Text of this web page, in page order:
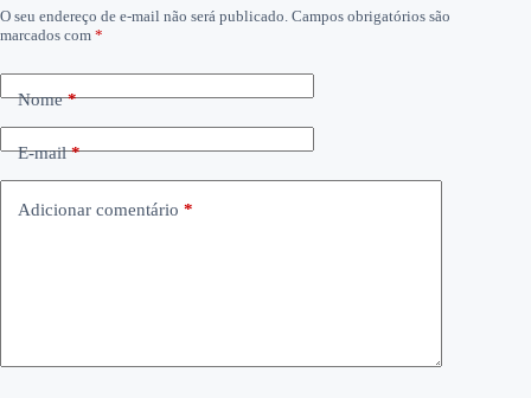
O seu endereço de e-mail não será publicado. Campos obrigatórios são
marcados com *
Nome*
E-mail*
Adicionar comentário *